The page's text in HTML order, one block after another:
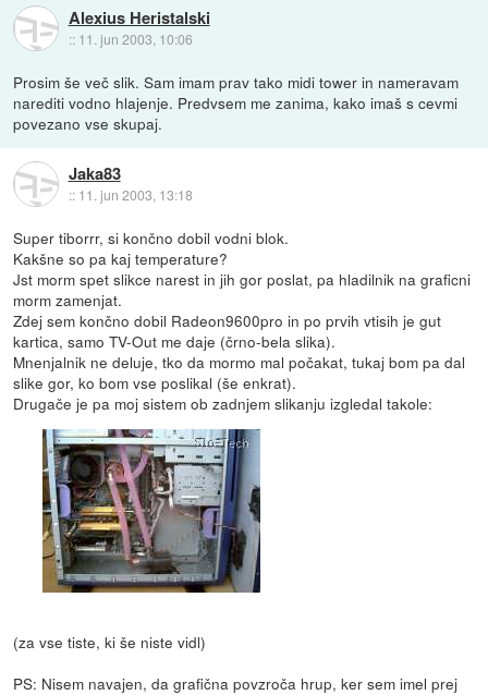
Alexius Heristalski
:: 11. jun 2003, 10:06
Prosim še več slik. Sam imam prav tako midi tower in nameravam
narediti vodno hlajenje. Predvsem me zanima, kako imaš s cevmi
povezano vse skupaj.
Jaka83
:: 11. jun 2003, 13:18
Super tiborrr, si končno dobil vodni blok.
Kakšne so pa kaj temperature?
Jst morm spet slikce narest in jih gor poslat, pa hladilnik na graficni
morm zamenjat.
Zdej sem končno dobil Radeon9600pro in po prvih vtisih je gut
kartica, samo TV-Out me daje (črno-bela slika).
Mnenjalnik ne deluje, tko da mormo mal počakat, tukaj bom pa dal
slike gor, ko bom vse poslikal (še enkrat).
Drugače je pa moj sistem ob zadnjem slikanju izgledal takole:
(za vse tiste, ki še niste vidl)
PS: Nisem navajen, da grafična povzroča hrup, ker sem imel prej